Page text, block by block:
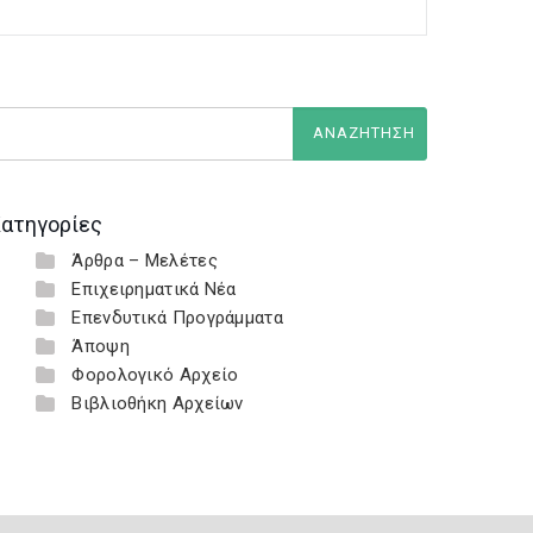
Άρθρα – Μελέτες
Επιχειρηματικά Νέα
Επενδυτικά Προγράμματα
Άποψη
Φορολογικό Αρχείο
Βιβλιοθήκη Αρχείων